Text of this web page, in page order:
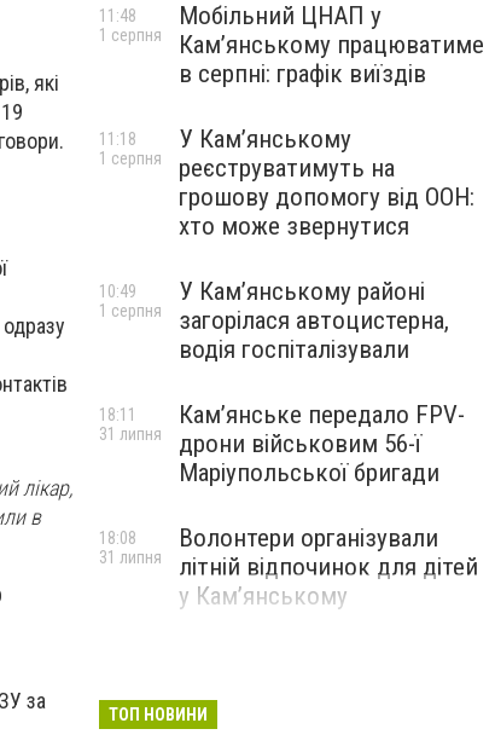
які
лікар,
в
за
Мобільний ЦНАП у
Кам’янському працюватиме
в серпні: графік виїздів
11:48
1 серпня
У Кам’янському
реєструватимуть на
грошову допомогу від ООН:
хто може звернутися
11:18
1 серпня
У Кам’янському районі
загорілася автоцистерна,
водія госпіталізували
10:49
1 серпня
Кам’янське передало FPV-
дрони військовим 56-ї
Маріупольської бригади
18:11
31 липня
Волонтери організували
літній відпочинок для дітей
у Кам’янському
18:08
31 липня
ТОП НОВИНИ